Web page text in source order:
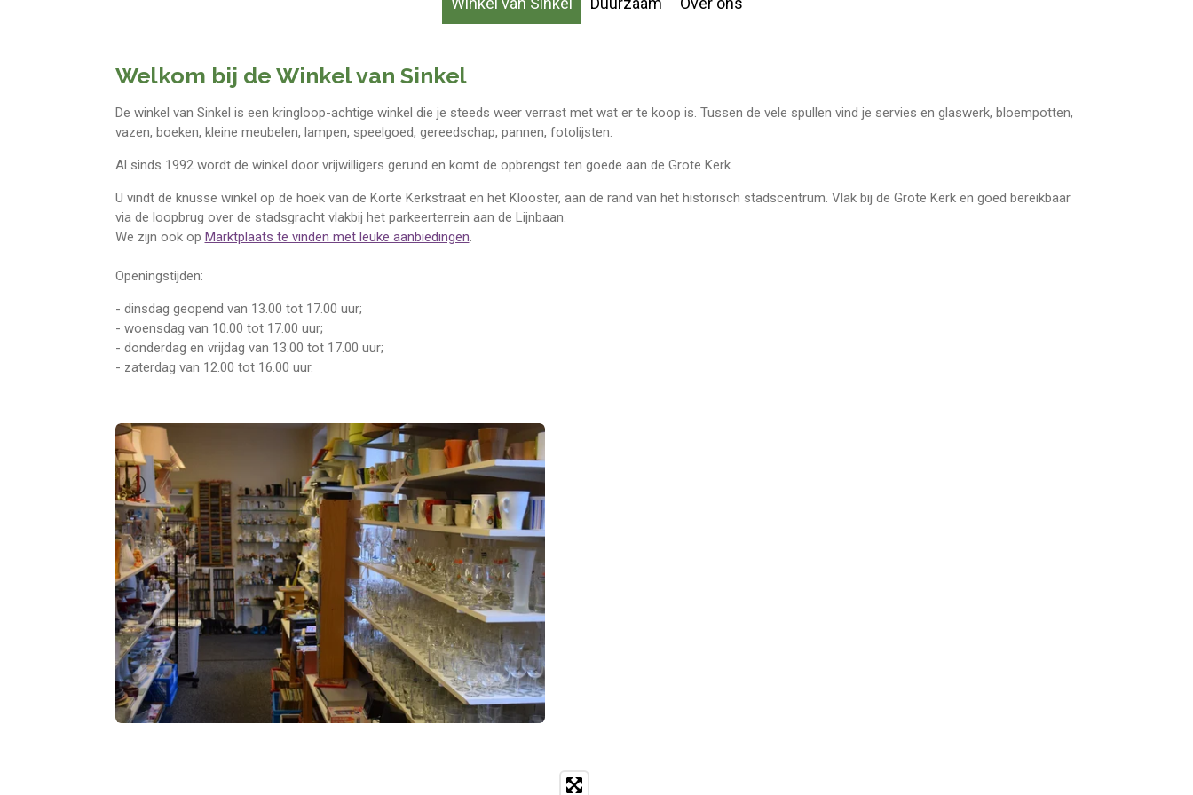
Welkom bij de Winkel van Sinkel
De winkel van Sinkel is een kringloop-achtige winkel die je steeds weer verrast met wat er te koop is. Tussen de vele spullen vind je servies en glaswerk, bloempotten,
vazen, boeken, kleine meubelen, lampen, speelgoed, gereedschap, pannen, fotolijsten.
Al sinds 1992 wordt de winkel door vrijwilligers gerund en komt de opbrengst ten goede aan de Grote Kerk.
U vindt de knusse winkel op de hoek van de Korte Kerkstraat en het Klooster, aan de rand van het historisch stadscentrum. Vlak bij de Grote Kerk en goed bereikbaar
via de loopbrug over de stadsgracht vlakbij het parkeerterrein aan de Lijnbaan.
We zijn ook op Marktplaats te vinden met leuke aanbiedingen
Openingstijden:
- dinsdag geopend van 13.00 tot 17.00 uur;
- woensdag van 10.00 tot 17.00 uur;
- donderdag en vrijdag van 13.00 tot 17.00 uur;
- zaterdag van 12.00 tot 16.00 uur.